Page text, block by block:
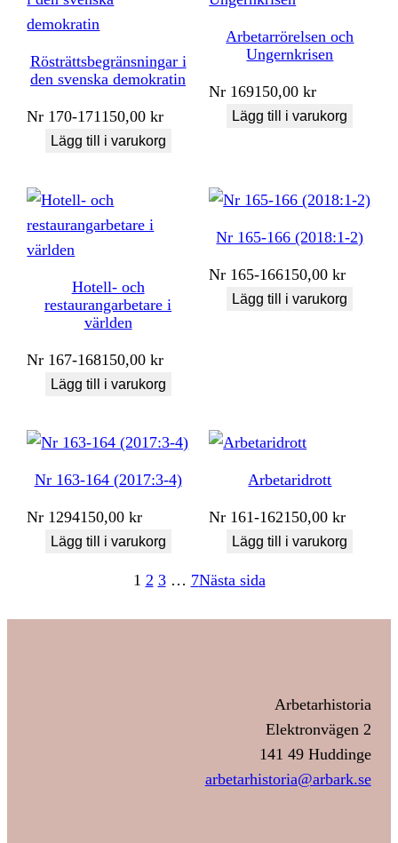
Rösträttsbegränsningar i
den svenska demokratin
Nr 170-171150,00kr
Lägg till i varukorg
Arbetarrörelsen och
Ungernkrisen
Nr 169150,00kr
Lägg till i varukorg
Hotell- och
restaurangarbetare i
världen
Nr 167-168150,00kr
Lägg till i varukorg
Nr 165-166 (2018:1-2)
Nr 165-166150,00kr
Lägg till i varukorg
Nr 163-164 (2017:3-4)
Nr 1294150,00kr
Lägg till i varukorg
Arbetaridrott
Nr 161-162150,00kr
Lägg till i varukorg
1 2 3 … 7Nästa sida
Arbetarhistoria
Elektronvägen 2
141 49 Huddinge
arbetarhistoria@arbark.se